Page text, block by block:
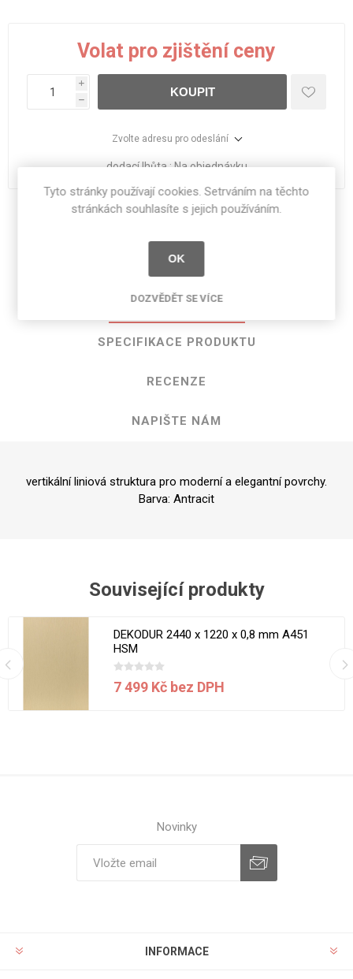
Volat pro zjištění ceny
i
h
KOUPIT
Zvolte adresu pro odeslání
dodací lhůta :Na objednávku
Sdílet:
POPIS PRODUKTU
SPECIFIKACE PRODUKTU
RECENZE
NAPIŠTE NÁM
vertikální liniová struktura pro moderní a elegantní povrchy.
Barva: Antracit
Související produkty
DEKODUR 2440 x 1220 x 0,8 mm A451
HSM
7 499 Kč bez DPH
Novinky
INFORMACE
Tyto stránky používají cookies. Setrváním na těchto
stránkách souhlasíte s jejich používáním.
OK
DOZVĚDĚT SE VÍCE